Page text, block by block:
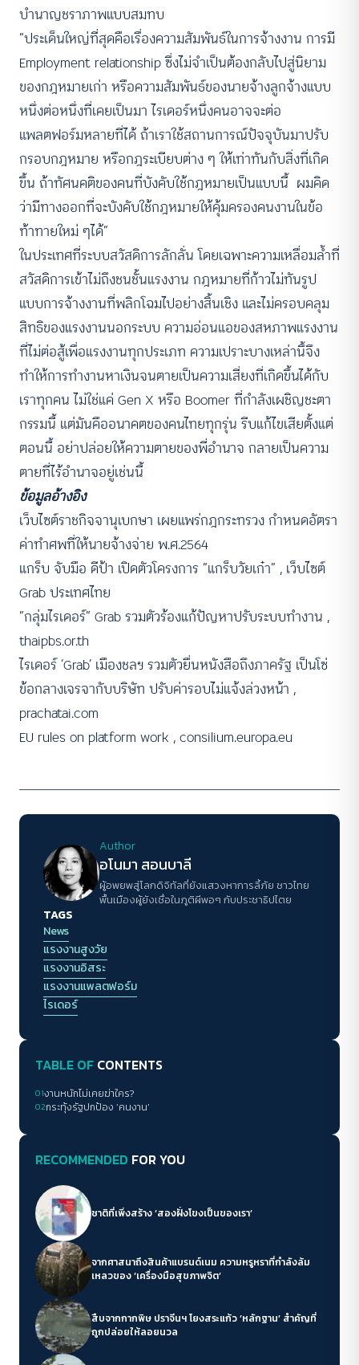
บำนาญชราภาพแบบสมทบ
“ประเด็นใหญ่ที่สุดคือเรื่องความสัมพันธ์ในการจ้างงาน การมี
Employment relationship ซึ่งไม่จำเป็นต้องกลับไปสู่นิยาม
ของกฎหมายเก่า หรือความสัมพันธ์ของนายจ้างลูกจ้างแบบ
หนึ่งต่อหนึ่งที่เคยเป็นมา ไรเดอร์หนึ่งคนอาจจะต่อ
แพลตฟอร์มหลายที่ได้ ถ้าเราใช้สถานการณ์ปัจจุบันมาปรับ
กรอบกฎหมาย หรือกฎระเบียบต่าง ๆ ให้เท่าทันกับสิ่งที่เกิด
ขึ้น ถ้าทัศนคติของคนที่บังคับใช้กฎหมายเป็นแบบนี้ ผมคิด
ว่ามีทางออกที่จะบังคับใช้กฎหมายให้คุ้มครองคนงานในข้อ
ท้าทายใหม่ ๆได้”
ในประเทศที่ระบบสวัสดิการลักลั่น โดยเฉพาะความเหลื่อมล้ำที่
สวัสดิการเข้าไม่ถึงชนชั้นแรงงาน กฎหมายที่ก้าวไม่ทันรูป
แบบการจ้างงานที่พลิกโฉมไปอย่างสิ้นเชิง และไม่ครอบคลุม
สิทธิของแรงงานนอกระบบ ความอ่อนแอของสหภาพแรงงาน
ที่ไม่ต่อสู้เพื่อแรงงานทุกประเภท ความเปราะบางเหล่านึ้จึง
ทำให้การทำงานหาเงินจนตายเป็นความเสี่ยงที่เกิดขึ้นได้กับ
เราทุกคน ไม่ใช่แค่ Gen X หรือ Boomer ที่กำลังเผชิญชะตา
กรรมนี้ แต่มันคืออนาคตของคนไทยทุกรุ่น รีบแก้ไขเสียตั้งแต่
ตอนนี้ อย่าปล่อยให้ความตายของพี่อำนาจ กลายเป็นความ
ตายที่ไร้อำนาจอยู่เช่นนี้
ข้อมูลอ้างอิง
เว็บไซต์ราชกิจจานุเบกษา เผยแพร่กฎกระทรวง กำหนดอัตรา
ค่าทำศพที่ให้นายจ้างจ่าย พ.ศ.2564
แกร็บ จับมือ ดีป้า เปิดตัวโครงการ “แกร็บวัยเก๋า” , เว็บไซต์
Grab ประเทศไทย
“กลุ่มไรเดอร์” Grab รวมตัวร้องแก้ปัญหาปรับระบบทำงาน ,
thaipbs.or.th
ไรเดอร์ ‘Grab’ เมืองชลฯ รวมตัวยื่นหนังสือถึงภาครัฐ เป็นโซ่
ข้อกลางเจรจากับบริษัท ปรับค่ารอบไม่แจ้งล่วงหน้า ,
prachatai.com
EU rules on platform work , consilium.europa.eu
Author
อโนมา สอนบาลี
ผู้อพยพสู่โลกดิจิทัลที่ยังแสวงหาการลี้ภัย ชาวไทย
พื้นเมืองผู้ยังเชื่อในภูติผีพอๆ กับประชาธิปไตย
TAGS
News
แรงงานสูงวัย
แรงงานอิสระ
แรงงานแพลตฟอร์ม
ไรเดอร์
TABLE OF CONTENTS
01งานหนักไม่เคยฆ่าใคร?
02กระทุ้งรัฐปกป้อง ‘คนงาน’
RECOMMENDED FOR YOU
ชาติที่เพิ่งสร้าง ‘สองฝั่งโขงเป็นของเรา’
จากศาสนาถึงสินค้าแบรนด์เนม ความหรูหราที่กำลังล้ม
เหลวของ ‘เครื่องมือสุขภาพจิต’
สืบจากกากพิษ ปราจีนฯ โยงสระแก้ว ‘หลักฐาน’ สำคัญที่
ถูกปล่อยให้ลอยนวล